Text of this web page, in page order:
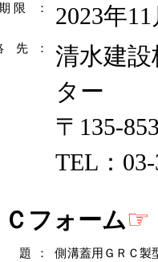
限 ： 2023年11
先 ：
清水建
ター
〒135-
TEL：
フォーム☞
：
側溝蓋用ＧＲＣ製